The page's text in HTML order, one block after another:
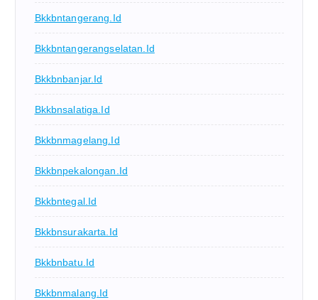
Bkkbntangerang.id
Bkkbntangerangselatan.id
Bkkbnbanjar.id
Bkkbnsalatiga.id
Bkkbnmagelang.id
Bkkbnpekalongan.id
Bkkbntegal.id
Bkkbnsurakarta.id
Bkkbnbatu.id
Bkkbnmalang.id